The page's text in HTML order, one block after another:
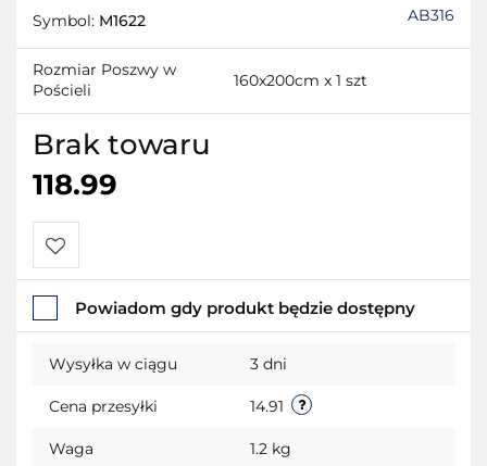
Symbol: M1622 AB316
Rozmiar Poszwy w
Pościeli
160x200cm x 1 szt
Brak towaru
118.99
Do
przechowalni
Powiadom gdy produkt będzie dostępny
Wysyłka w ciągu 3 dni
Cena przesyłki 14.91
Waga 1.2 kg